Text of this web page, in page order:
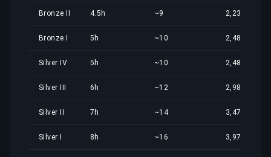
Bronze II 4.5h ~9 2,23 €
Bronze I 5h ~10 2,48 €
Silver IV 5h ~10 2,48 €
Silver III 6h ~12 2,98 €
Silver II 7h ~14 3,47 €
Silver I 8h ~16 3,97 €